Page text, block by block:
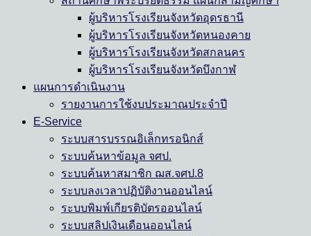
ผู้บริหารโรงเรียนจังหวัดอุดรธานี
ผู้บริหารโรงเรียนจังหวัดหนองคาย
ผู้บริหารโรงเรียนจังหวัดสกลนคร
ผู้บริหารโรงเรียนจังหวัดบึงกาฬ
แผนการดำเนินงาน
รายงานการใช้งบประมาณประจำปี
E-Service
ระบบสารบรรณอิเล็กทรอนิกส์
ระบบค้นหาข้อมูล จศป.
ระบบค้นหาสมาชิก ฌส.จศป.8
ระบบลงเวลาปฏิบัติงานออนไลน์
ระบบพิมพ์เกียรติบัตรออนไลน์
ระบบสลิปเงินเดือนออนไลน์